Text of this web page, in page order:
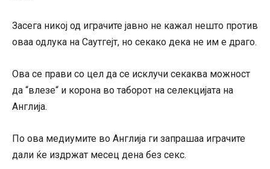
Засега никој од играчите јавно не кажал нешто против
оваа одлука на Саутгејт, но секако дека не им е драго.
Ова се прави со цел да се исклучи секаква можност
да “влезе“ и корона во таборот на селекцијата на
Англија.
По ова медиумите во Англија ги запрашаа играчите
дали ќе издржат месец дена без секс.